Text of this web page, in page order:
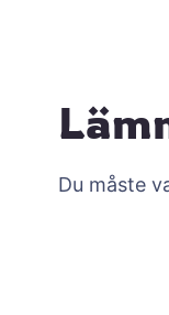
Du måste